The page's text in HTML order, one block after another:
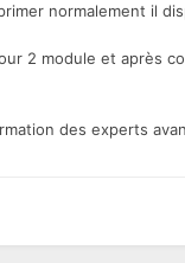
normalement il
2 module et après
des experts